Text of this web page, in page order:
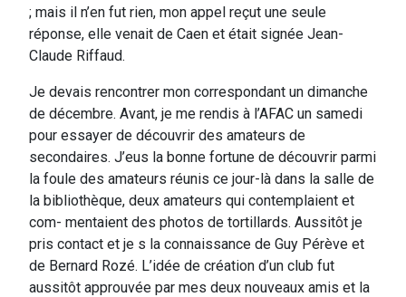
; mais il n’en fut rien, mon appel reçut une seule
réponse, elle venait de Caen et était signée Jean-
Claude Riffaud.
Je devais rencontrer mon correspondant un dimanche
de décembre. Avant, je me rendis à l’AFAC un samedi
pour essayer de découvrir des amateurs de
secondaires. J’eus la bonne fortune de découvrir parmi
la foule des amateurs réunis ce jour-là dans la salle de
la bibliothèque, deux amateurs qui contemplaient et
com- mentaient des photos de tortillards. Aussitôt je
pris contact et je s la connaissance de Guy Pérève et
de Bernard Rozé. L’idée de création d’un club fut
aussitôt approuvée par mes deux nouveaux amis et la